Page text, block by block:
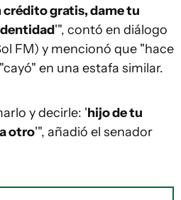
crédito gratis, dame tu
'", contó en diálogo
FM) y mencionó que "hace
en una estafa similar.
y decirle: 'hijo de tu
otro'", añadió el senador